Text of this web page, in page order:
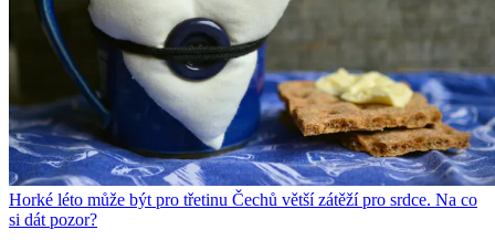
Horké léto může být pro třetinu Čechů větší zátěží pro srdce. Na co
si dát pozor?